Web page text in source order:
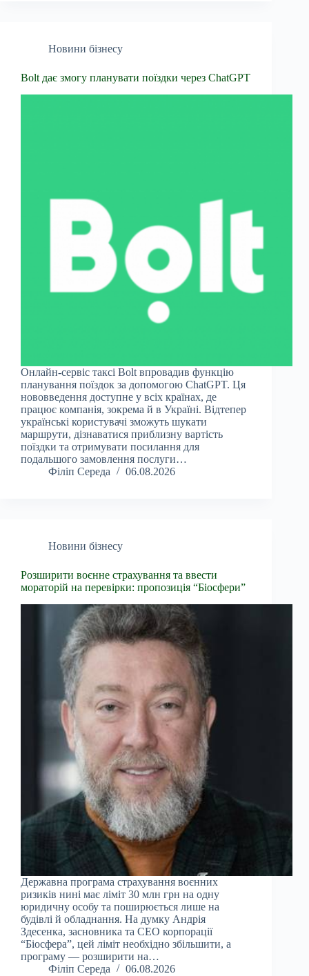
Новини бізнесу
Bolt дає змогу планувати поїздки через ChatGPT
Онлайн-сервіс таксі Bolt впровадив функцію
планування поїздок за допомогою ChatGPT. Ця
нововведення доступне у всіх країнах, де
працює компанія, зокрема й в Україні. Відтепер
українські користувачі зможуть шукати
маршрути, дізнаватися приблизну вартість
поїздки та отримувати посилання для
подальшого замовлення послуги…
Філіп Середа
06.08.2026
Новини бізнесу
Розширити воєнне страхування та ввести
мораторій на перевірки: пропозиція “Біосфери”
Державна програма страхування воєнних
ризиків нині має ліміт 30 млн грн на одну
юридичну особу та поширюється лише на
будівлі й обладнання. На думку Андрія
Здесенка, засновника та CEO корпорації
“Біосфера”, цей ліміт необхідно збільшити, а
програму — розширити на…
Філіп Середа
06.08.2026